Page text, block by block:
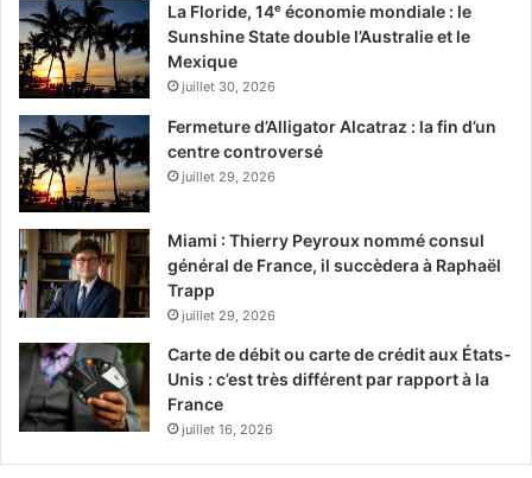
La Floride, 14ᵉ économie mondiale : le
Sunshine State double l’Australie et le
Mexique
juillet 30, 2026
Fermeture d’Alligator Alcatraz : la fin d’un
centre controversé
juillet 29, 2026
Miami : Thierry Peyroux nommé consul
général de France, il succèdera à Raphaël
Trapp
juillet 29, 2026
Carte de débit ou carte de crédit aux États-
Unis : c’est très différent par rapport à la
France
juillet 16, 2026